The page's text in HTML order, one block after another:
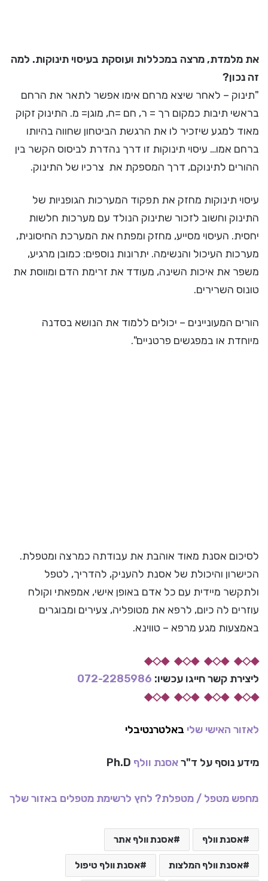
את מלמדת, מרצה במכללות ועוסקת בעיסוי תינוקות. למה
זה נכון?
"תינוק – לאחר שיצא מרחם אימו אפשר לתאר את הרחם
בראשי תיבות כמקום רך = ר, חם =ח, מוגן= מ. התינוק זקוק
מאוד למגע שיזכיר לו את הרגשת הביטחון שחווה בהיותו
ברחם אמו… עיסוי תינוקות זו דרך נהדרת לביסוס הקשר בין
ההורים לתינוקם, דרך המספקת את צרכיו של התינוק.
עיסוי תינוקות מחזק את תפקוד המערכות הגופניות של
התינוק וחשוב לזכור שתינוק הנולד עם מערכות חלשות
יחסית. העיסוי מסייע, מחזק ומפתח את המערכת החיסונית,
מערכות העיכול והנשימה. יתרונות נוספים: כמובן מרגיע,
משפר את איכות השינה, מעודד את זרימת הדם ומווסת את
טונוס השרירים.
הורים המעוניינים – יכולים ללמוד את הנושא בסדנה
מיוחדת או במפגשים פרטניים".
לסיכום אסנת מאוד אוהבת את עבודתה כמרצה ומטפלת.
הכישרון והיכולת של אסנת להעניק, להדריך, לטפל
ולתקשר מיידית עם כל אדם באופן אישי, אמפאתי וקולח
עוזרים לה כיום, לרפא את מטופליה, צעירים ומבוגרים
באמצעות מגע מרפא – טווינא.
◆◇◆ ◆◇◆ ◆◇◆ ◆◇◆
ליצירת קשרחייגו עכשיו: 072-2285986
◆◇◆ ◆◇◆ ◆◇◆ ◆◇◆
לאזור האישי שלי באלטרנטיבלי
מידע נוסף על ד"ראסנת וולף
מחפש מטפל / מטפלת? לחץ לרשימת מטפלים באזור שלך
אסנת וולף אסנת וולף אתר
אסנת וולף המלצות אסנת וולף טיפול